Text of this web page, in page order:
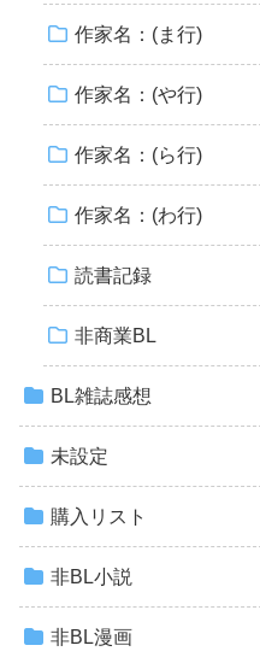
作家名：(ま行)
作家名：(や行)
作家名：(ら行)
作家名：(わ行)
読書記録
非商業BL
BL雑誌感想
未設定
購入リスト
非BL小説
非BL漫画